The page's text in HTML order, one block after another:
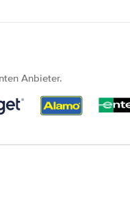
Anbieter.